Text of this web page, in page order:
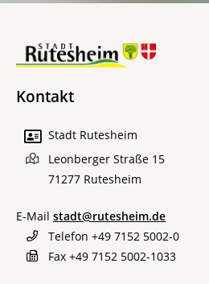
Kontakt
Stadt Rutesheim
Leonberger Straße 15
71277 Rutesheim
E-Mail stadt@rutesheim.de
Telefon +49 7152 5002-0
Fax +49 7152 5002-1033